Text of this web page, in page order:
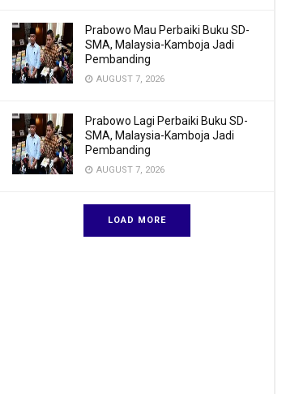
Prabowo Mau Perbaiki Buku SD-
SMA, Malaysia-Kamboja Jadi
Pembanding
AUGUST 7, 2026
Prabowo Lagi Perbaiki Buku SD-
SMA, Malaysia-Kamboja Jadi
Pembanding
AUGUST 7, 2026
LOAD MORE